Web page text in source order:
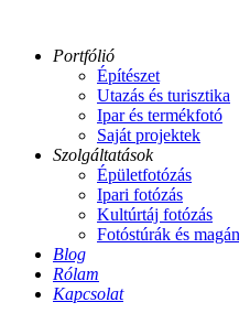
Portfólió
Építészet
Utazás és turisztika
Ipar és termékfotó
Saját projektek
Szolgáltatások
Épületfotózás
Ipari fotózás
Kultúrtáj fotózás
Fotóstúrák és
Blog
Rólam
Kapcsolat